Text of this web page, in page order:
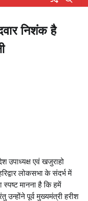
निशंक है
उपाध्यक्ष एवं खजुराहो
लोकसभा के संदर्भ में
मानना है कि हमें
उन्होंने पूर्व मुख्यमंत्री हरीश